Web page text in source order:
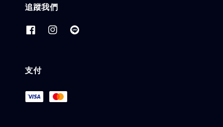
追蹤我們
支付